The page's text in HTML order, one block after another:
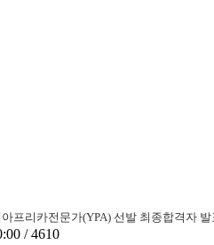
프리카전문가(YPA) 선발 최종합격자 발
/ 4610